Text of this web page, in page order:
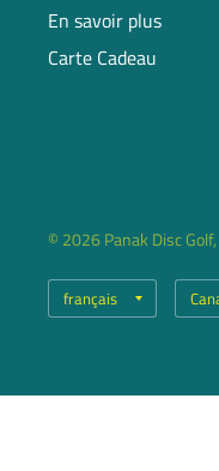
En savoir plus
Carte Cadeau
© 2026 Panak Disc
Mettre
à
pays/la
à
pays/